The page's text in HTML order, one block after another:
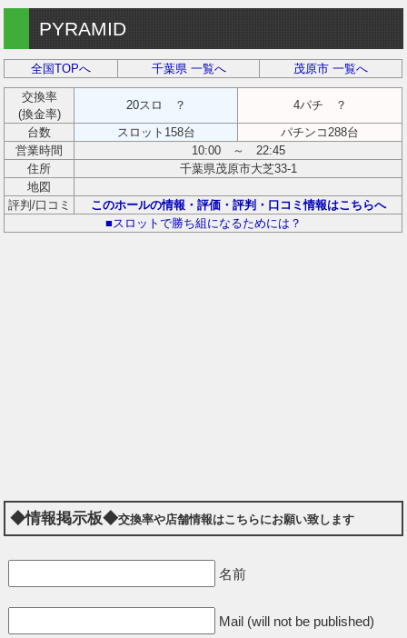
PYRAMID
全国TOPへ 千葉県 一覧へ 茂原市 一覧へ
交換率
(換金率)
20スロ ？
4パチ ？
台数
スロット158台
パチンコ288台
営業時間
10:00 ～ 22:45
住所
千葉県茂原市大芝33-1
地図
評判/口コミ
このホールの情報・評価・評判・口コミ情報はこちらへ
■スロットで勝ち組になるためには？
◆情報掲示板◆交換率や店舗情報はこちらにお願い致します
名前
Mail (will not be published)